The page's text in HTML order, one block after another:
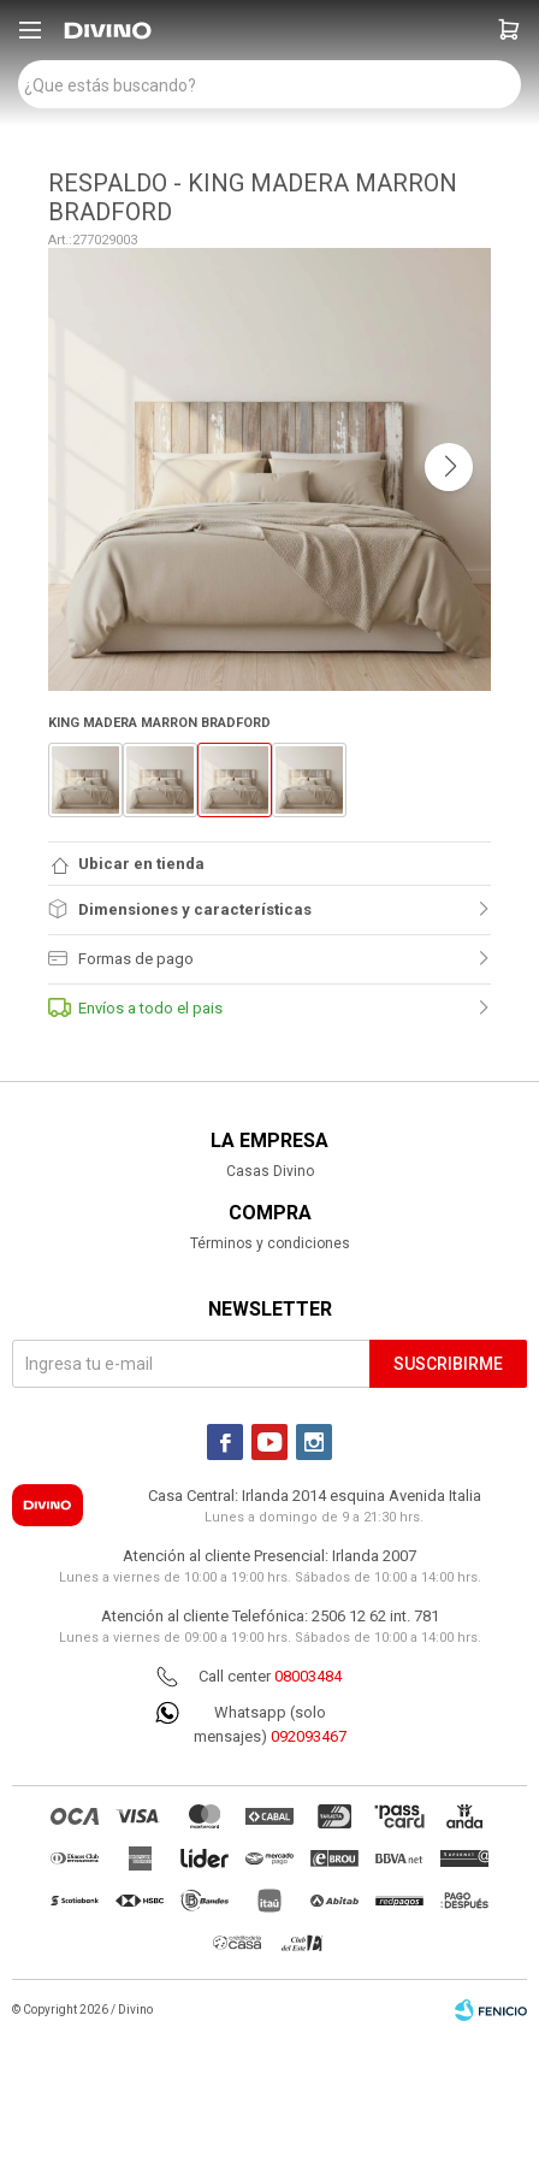

RESPALDO - KING MADERA MARRON
BRADFORD
277029003
KING MADERA MARRON BRADFORD
Ubicar en tienda
Dimensiones y características
Formas de pago
Envíos a todo el pais
LA EMPRESA
Casas Divino
COMPRA
Términos y condiciones
NEWSLETTER
SUSCRIBIRME
  
Casa Central: Irlanda 2014 esquina Avenida Italia
Lunes a domingo de 9 a 21:30 hrs.
Atención al cliente Presencial: Irlanda 2007
Lunes a viernes de 10:00 a 19:00 hrs. Sábados de 10:00 a 14:00 hrs.
Atención al cliente Telefónica: 2506 12 62 int. 781
Lunes a viernes de 09:00 a 19:00 hrs. Sábados de 10:00 a 14:00 hrs.
Call center08003484
Whatsapp (solo
mensajes) 092093467
© Copyright 2026 / Divino